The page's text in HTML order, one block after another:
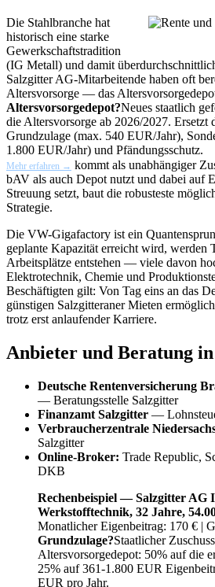
Die Stahlbranche hat
historisch eine starke
Gewerkschaftstradition
(IG Metall) und damit
Salzgitter AG-Mitarbeitende haben oft
Altersvorsorge — das
Altersvorsorgedepot?Neues staatlich
die Altersvorsorge ab 2026/2027. Ersetzt
Grundzulage (max. 540 EUR/Jahr),
1.800 EUR/Jahr) und Pfändungsschutz.
Mehr erfahren → kommt als unabhängiger
bAV als auch Depot nutzt und dabei auf
Streuung setzt, baut die robusteste
Strategie.
Die VW-Gigafactory ist ein
geplante Kapazität erreicht wird, werden
Arbeitsplätze entstehen — viele davon
Elektrotechnik, Chemie und
Beschäftigten gilt: Von Tag eins an das
günstigen Salzgitteraner Mieten
trotz erst anlaufender Karriere.
Anbieter und Beratung
Deutsche Rentenversicherung
— Beratungsstelle Salzgitter
Finanzamt Salzgitter —
Verbraucherzentrale
Salzgitter
Online-Broker: Trade Republic,
DKB
Rechenbeispiel — Salzgitter AG
Werkstofftechnik, 32 Jahre,
Monatlicher Eigenbeitrag: 170 € |
Grundzulage?Staatlicher
Altersvorsorgedepot: 50% auf die
25% auf 361-1.800 EUR
EUR pro Jahr.